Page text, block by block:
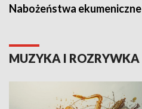
Nabożeństwa ekumeniczne
MUZYKA I ROZRYWKA